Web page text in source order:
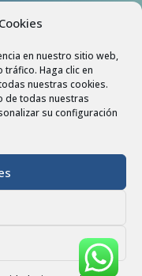
en nuestro sitio web,
Haga clic en
nuestras cookies.
de todas nuestras
su configuración
|Aviso Legal|
de Seguros, S.L.